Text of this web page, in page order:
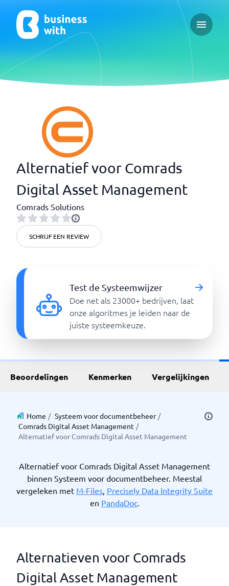
Open
Alternatief voor Comrads
Digital Asset Management
Comrads Solutions
SCHRIJF EEN REVIEW
Test de Systeemwijzer
Doe net als 23000+ bedrijven, laat
onze algoritmes je leiden naar de
juiste systeemkeuze.
Beoordelingen Kenmerken Vergelijkingen
Home / Systeem voor documentbeheer /
Comrads Digital Asset Management /
Alternatief voor Comrads Digital Asset Management
Alternatief voor Comrads Digital Asset Management
binnen Systeem voor documentbeheer. Meestal
vergeleken met M-Files, Precisely Data Integrity Suite
en PandaDoc.
Alternatieven voor Comrads
Digital Asset Management